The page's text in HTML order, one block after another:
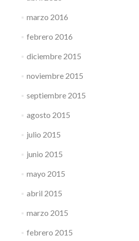
marzo 2016
febrero 2016
diciembre 2015
noviembre 2015
septiembre 2015
agosto 2015
julio 2015
junio 2015
mayo 2015
abril 2015
marzo 2015
febrero 2015